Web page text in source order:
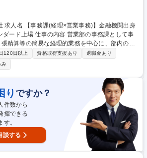
身
業部の事務課として事
精算等の簡易な経理的業務を中心に、部内の就
書・請求書提出といった工事事務、来客対応や
営繕対応 ・見積書、請求書等の作成、提出 ・
処理業務 ・事務所経費、営業経費等の経理処理
務課(経理×営業事務)】
/東証スタンダード上場
120日以上 資格取得支援あり
退職金あり
み
り ですか？
件数から
揮できる
。
談する